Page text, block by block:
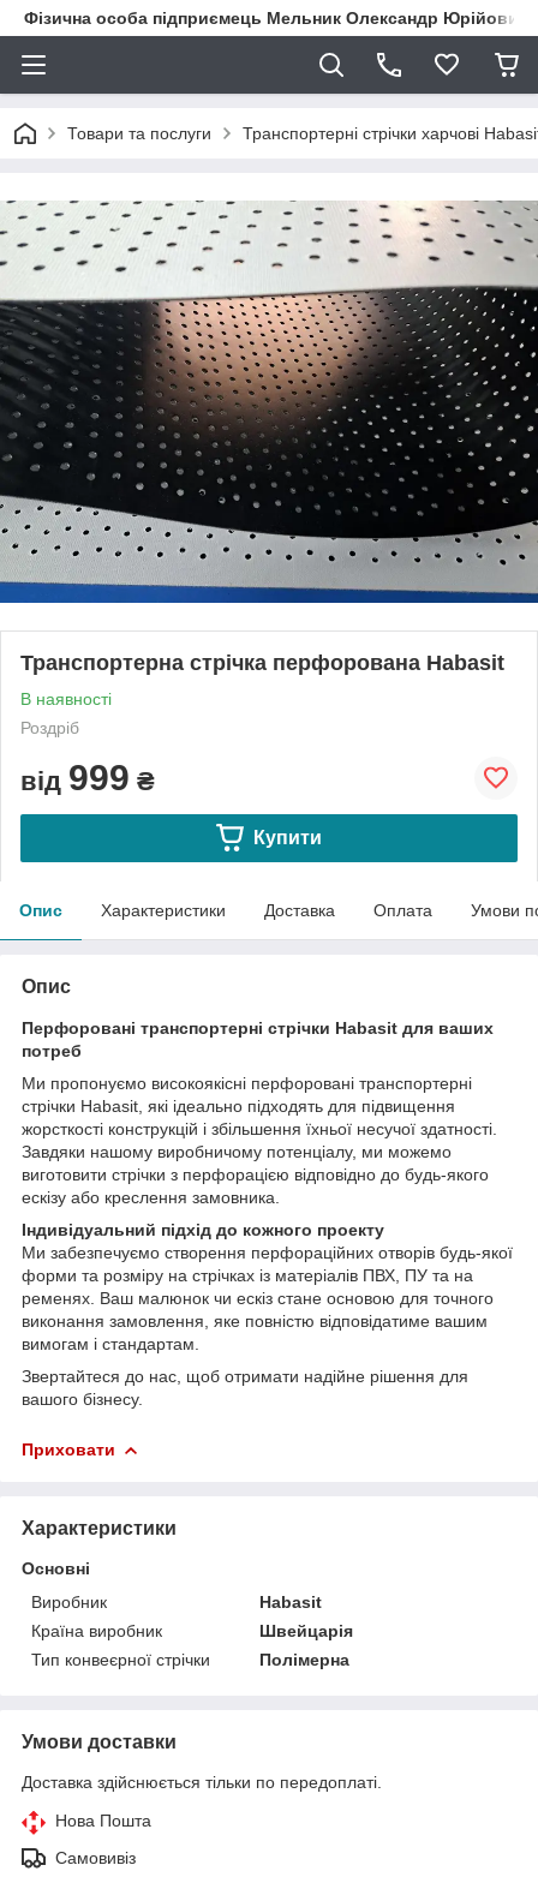
Фізична особа підприємець Мельник Олександр Юрійович
Товари та послуги Транспортерні стрічки харчові
Транспортерна стрічка перфорована Habasit
В наявності
Роздріб
від 999 ₴
Купити
Опис Характеристики Доставка Оплата Умови
Опис
Перфоровані транспортерні стрічки Habasit для ваших
потреб
Ми пропонуємо високоякісні перфоровані транспортерні
стрічки Habasit, які ідеально підходять для підвищення
жорсткості конструкцій і збільшення їхньої несучої здатності.
Завдяки нашому виробничому потенціалу, ми можемо
виготовити стрічки з перфорацією відповідно до будь-якого
ескізу або креслення замовника.
Індивідуальний підхід до кожного проекту
Ми забезпечуємо створення перфораційних отворів будь-якої
форми та розміру на стрічках із матеріалів ПВХ, ПУ та на
ременях. Ваш малюнок чи ескіз стане основою для точного
виконання замовлення, яке повністю відповідатиме вашим
вимогам і стандартам.
Звертайтеся до нас, щоб отримати надійне рішення для
вашого бізнесу.
Приховати
Характеристики
Основні
Виробник
Habasit
Країна виробник
Швейцарія
Тип конвеєрної стрічки
Полімерна
Умови доставки
Доставка здійснюється тільки по передоплаті.
Нова Пошта
Самовивіз